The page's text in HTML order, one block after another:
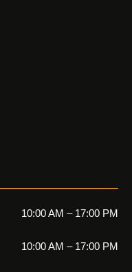
10:00 AM – 17:00 PM
10:00 AM – 17:00 PM